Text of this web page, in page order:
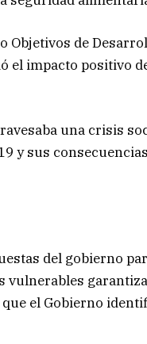
de
impacto positivo
una crisis
y sus
del gobierno
vulnerables
el Gobierno